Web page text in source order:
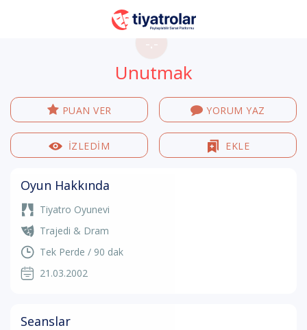
-.-
Unutmak
PUAN VER YORUM YAZ
İZLEDİM EKLE
Oyun Hakkında
Tiyatro Oyunevi
Trajedi & Dram
Tek Perde / 90 dak
21.03.2002
Seanslar